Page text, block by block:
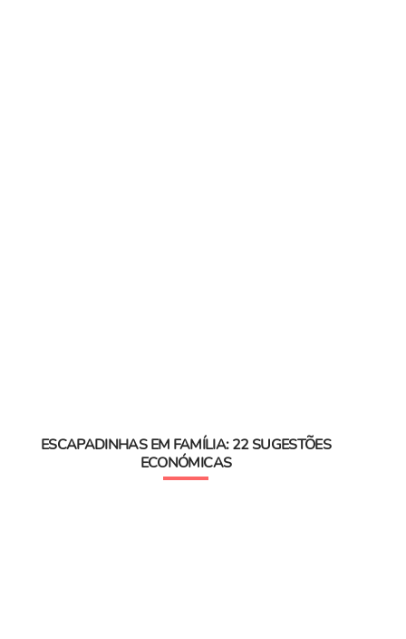
ESCAPADINHAS EM FAMÍLIA: 22 SUGESTÕES
ECONÓMICAS